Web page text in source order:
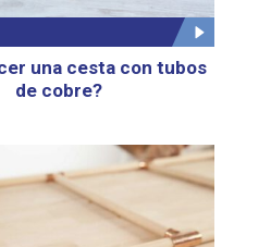
una cesta con tubos
de cobre?